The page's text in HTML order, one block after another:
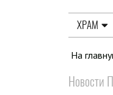
ХРАМ
На
Новости